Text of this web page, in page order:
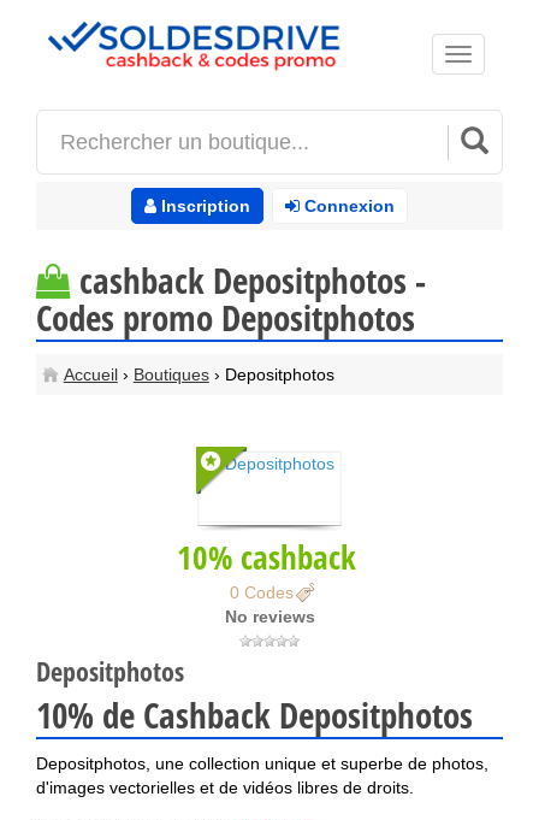
Inscription Connexion
Toggle
navigation
cashback Depositphotos -
Codes promo Depositphotos
Accueil› Boutiques› Depositphotos
10% cashback
0 Codes
No reviews
Depositphotos
10% de Cashback Depositphotos
Depositphotos, une collection unique et superbe de photos,
d'images vectorielles et de vidéos libres de droits.